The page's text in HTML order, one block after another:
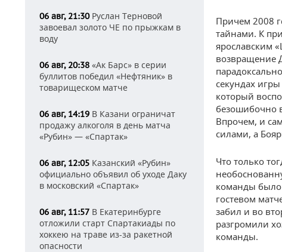
06 авг, 21:30Руслан Терновой
завоевал золото ЧЕ по прыжкам в
воду
06 авг, 20:38 «Ак Барс» в серии
буллитов победил «Нефтяник» в
товарищеском матче
06 авг, 14:19 В Казани ограничат
продажу алкоголя в день матча
«Рубин» — «Спартак»
06 авг, 12:05 Казанский «Рубин»
официально объявил об уходе Даку
в московский «Спартак»
06 авг, 11:57 В Екатеринбурге
отложили старт Спартакиады по
хоккею на траве из-за ракетной
опасности
Причем 2008
тайнами. К
ярославским
возвращение
секундах
который
безошибочно
Впрочем, и
силами, а
Что только
команды было
гостевом
забил и во
разгромили
команды.